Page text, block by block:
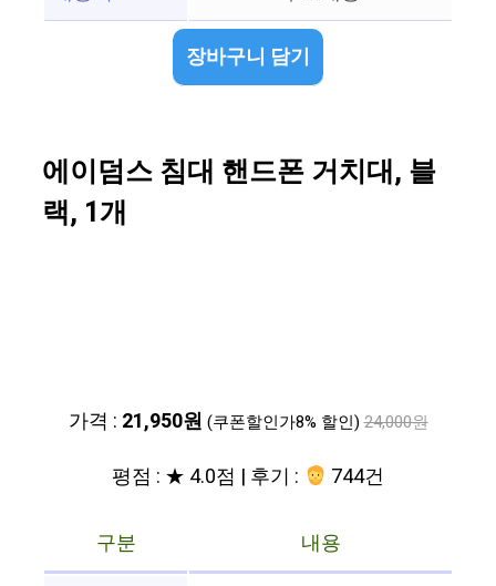
장바구니 담기
에이덤스 침대 핸드폰 거치대, 블
랙, 1개
가격 : 21,950원 (쿠폰할인가8% 할인) 24,000원
평점 : ★ 4.0점 | 후기 : 744건
구분
내용